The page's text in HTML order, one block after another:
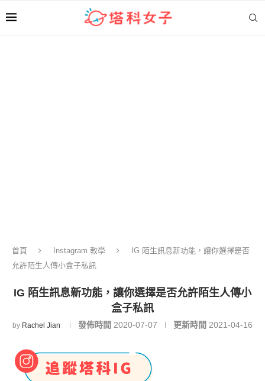
首頁 Instagram 教學
IG 陌生訊息新功能，讓你選擇是否
允許陌生人傳小盒子私訊
IG 陌生訊息新功能，讓你選擇是否允許陌生人傳小
盒子私訊
by Rachel Jian 發佈時間 2020-07-07 更新時間 2021-04-16